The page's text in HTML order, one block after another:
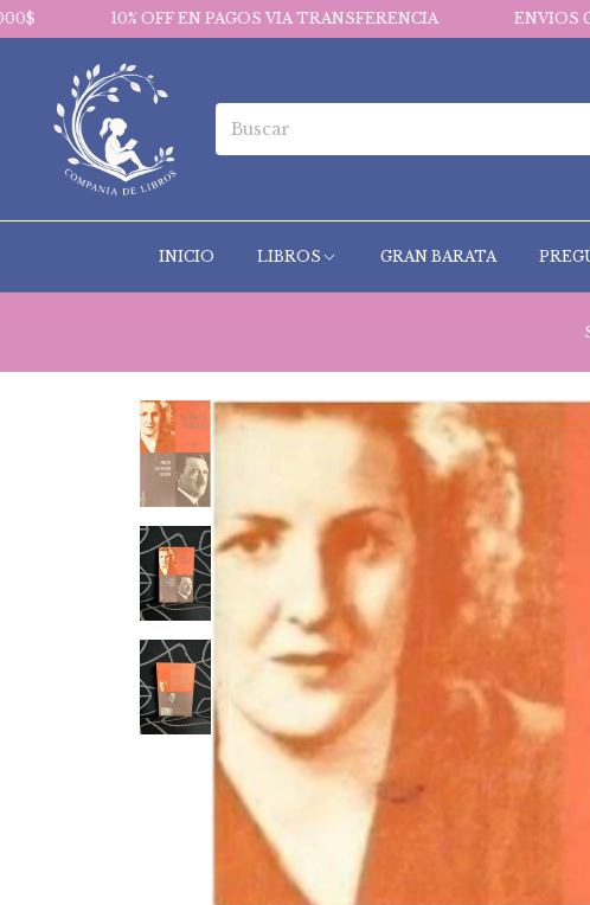
OFF EN PAGOS VIA TRANSFERENCIA ENVIOS GRATIS EN
INICIO LIBROS GRAN BARATA